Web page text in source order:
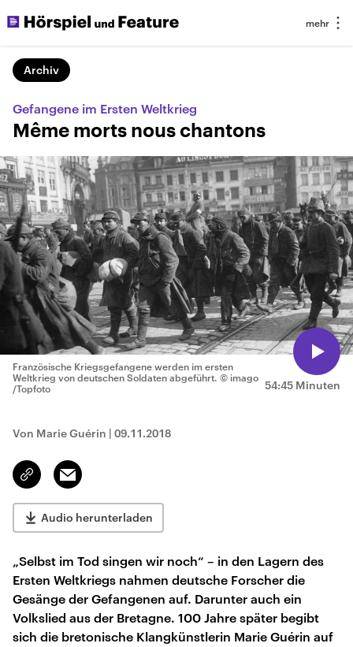
Archiv
Gefangene im Ersten Weltkrieg
Même morts nous chantons
54:45 Minuten
Französische Kriegsgefangene werden im ersten
Weltkrieg von deutschen Soldaten abgeführt. © imago
/Topfoto
Von Marie Guérin | 09.11.2018
Link
kopieren/teilen
Email
Audio herunterladen
„Selbst im Tod singen wir noch“ – in den Lagern des
Ersten Weltkriegs nahmen deutsche Forscher die
Gesänge der Gefangenen auf. Darunter auch ein
Volkslied aus der Bretagne. 100 Jahre später begibt
sich die bretonische Klangkünstlerin Marie Guérin auf